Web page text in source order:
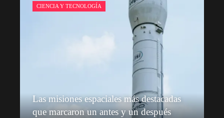
CIENCIA Y TECNOLOGÍA
Las misiones espaciales más destacadas
que marcaron un antes y un después